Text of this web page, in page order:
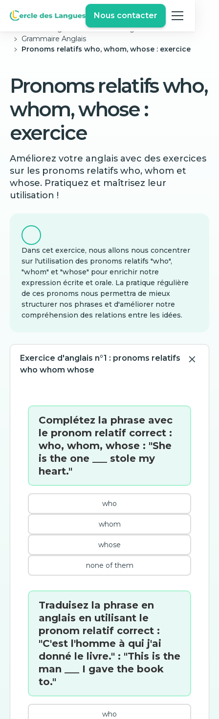
Nous contacter
Exercices Anglais Gratuits
Grammaire Anglais
Pronoms relatifs who, whom, whose : exercice
Pronoms relatifs who,
whom, whose :
exercice
Améliorez votre anglais avec des exercices
sur les pronoms relatifs who, whom et
whose. Pratiquez et maîtrisez leur
utilisation !
Dans cet exercice, nous allons nous concentrer
sur l'utilisation des pronoms relatifs "who",
"whom" et "whose" pour enrichir notre
expression écrite et orale. La pratique régulière
de ces pronoms nous permettra de mieux
structurer nos phrases et d'améliorer notre
compréhension des relations entre les idées.
Exercice d'anglais n°1 : pronoms relatifs
who whom whose
Complétez la phrase avec
le pronom relatif correct :
who, whom, whose : "She
is the one ___ stole my
heart."
who
whom
whose
none of them
Traduisez la phrase en
anglais en utilisant le
pronom relatif correct :
"C'est l'homme à qui j'ai
donné le livre." : "This is the
man ___ I gave the book
to."
who